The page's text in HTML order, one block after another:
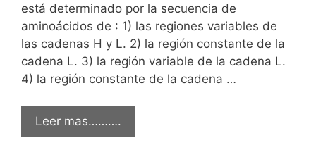
está determinado por la secuencia de
aminoácidos de : 1) las regiones variables de
las cadenas H y L. 2) la región constante de la
cadena L. 3) la región variable de la cadena L.
4) la región constante de la cadena …
Leer mas……….